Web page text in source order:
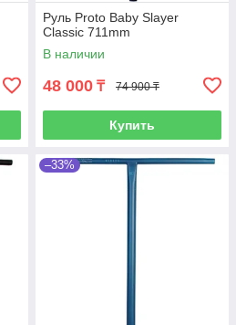
Руль Proto Baby Slayer
Classic 711mm
В наличии
48 000 ₸ 74 900 ₸
Купить
–33%